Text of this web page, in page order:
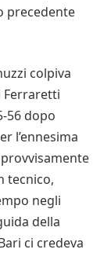
precedente
colpiva
Ferraretti
56 dopo
l’ennesima
tecnico,
negli
della
ci credeva